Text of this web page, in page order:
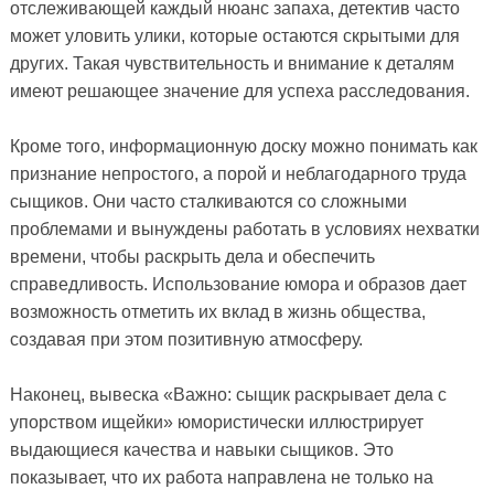
отслеживающей каждый нюанс запаха, детектив часто
может уловить улики, которые остаются скрытыми для
других. Такая чувствительность и внимание к деталям
имеют решающее значение для успеха расследования.
Кроме того, информационную доску можно понимать как
признание непростого, а порой и неблагодарного труда
сыщиков. Они часто сталкиваются со сложными
проблемами и вынуждены работать в условиях нехватки
времени, чтобы раскрыть дела и обеспечить
справедливость. Использование юмора и образов дает
возможность отметить их вклад в жизнь общества,
создавая при этом позитивную атмосферу.
Наконец, вывеска «Важно: сыщик раскрывает дела с
упорством ищейки» юмористически иллюстрирует
выдающиеся качества и навыки сыщиков. Это
показывает, что их работа направлена ​​не только на